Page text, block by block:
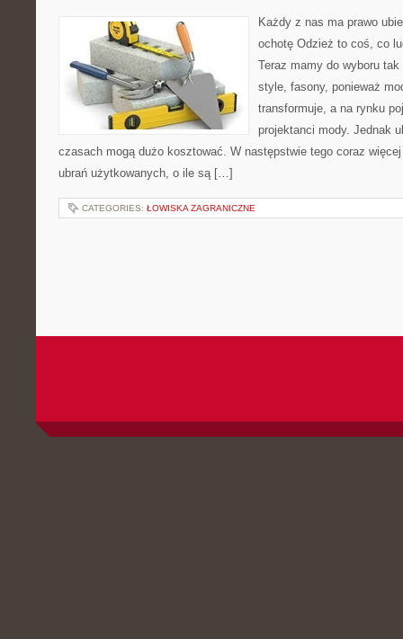
Każdy z nas ma prawo
ochotę Odzież to coś, co
Teraz mamy do wyboru
style, fasony, ponieważ
transformuje, a na rynku
projektanci mody. Jednak
czasach mogą dużo kosztować. W następstwie tego coraz
ubrań użytkowanych, o ile są […]
CATEGORIES: ŁOWISKA ZAGRANICZNE